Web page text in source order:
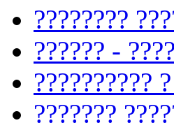
????????
?????? -
??????????
???????